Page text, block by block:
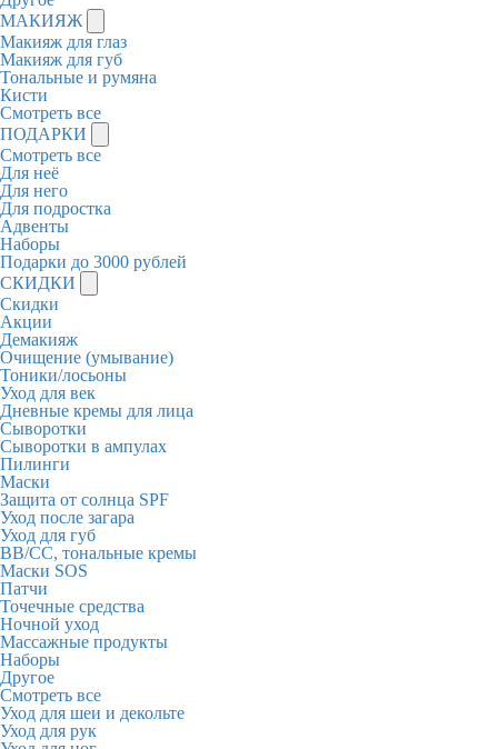
МАКИЯЖ
Макияж для глаз
Макияж для губ
Тональные и румяна
Кисти
Смотреть все
ПОДАРКИ
Смотреть все
Для неё
Для него
Для подростка
Адвенты
Наборы
Подарки до 3000 рублей
СКИДКИ
Скидки
Акции
Демакияж
Очищение (умывание)
Тоники/лосьоны
Уход для век
Дневные кремы для лица
Сыворотки
Сыворотки в ампулах
Пилинги
Маски
Защита от солнца SPF
Уход после загара
Уход для губ
BB/CC, тональные кремы
Маски SOS
Патчи
Точечные средства
Ночной уход
Массажные продукты
Наборы
Другое
Смотреть все
Уход для шеи и декольте
Уход для рук